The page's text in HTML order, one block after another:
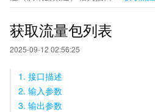
获取流量包列表
2025-09-12 02:56:25
1. 接口描述
2. 输入参数
3. 输出参数